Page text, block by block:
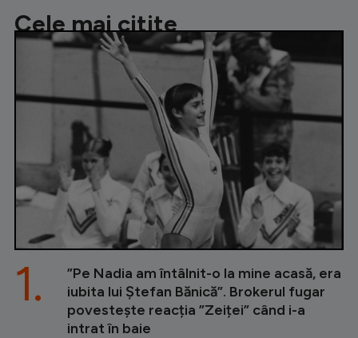
Cele mai citite
”Pe Nadia am întâlnit-o la mine acasă, era
iubita lui Ștefan Bănică”. Brokerul fugar
povestește reacția ”Zeiței” când i-a
intrat în baie
1.